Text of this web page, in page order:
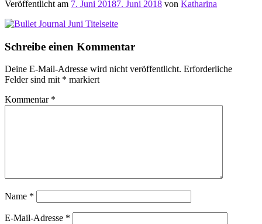
Veröffentlicht am 7. Juni 20187. Juni 2018 von Katharina
Schreibe einen Kommentar
Deine E-Mail-Adresse wird nicht veröffentlicht. Erforderliche
Felder sind mit * markiert
Kommentar *
Name *
E-Mail-Adresse *